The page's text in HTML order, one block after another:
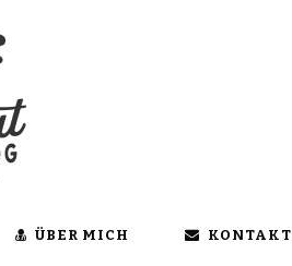
ÜBER MICH KONTAKT